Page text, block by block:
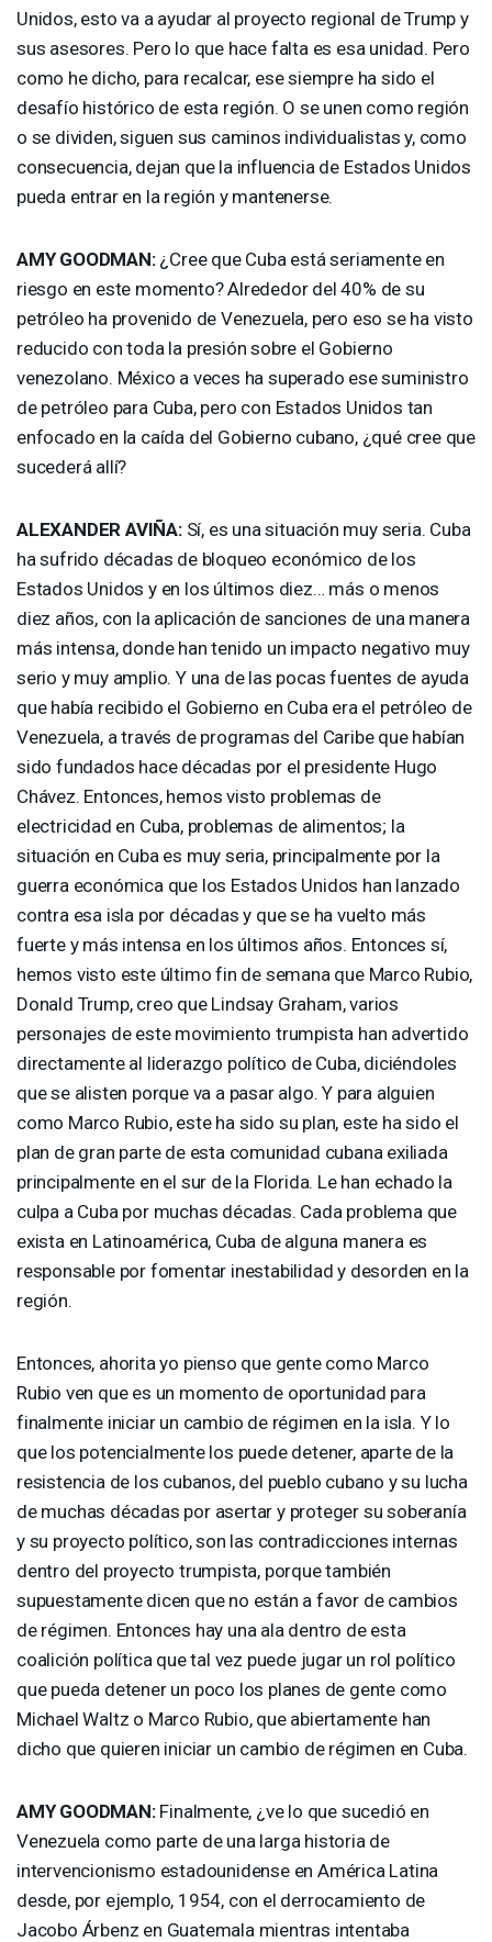
Unidos, esto va a ayudar al proyecto regional de Trump y
sus asesores. Pero lo que hace falta es esa unidad. Pero
como he dicho, para recalcar, ese siempre ha sido el
desafío histórico de esta región. O se unen como región
o se dividen, siguen sus caminos individualistas y, como
consecuencia, dejan que la influencia de Estados Unidos
pueda entrar en la región y mantenerse.
AMY GOODMAN:¿Cree que Cuba está seriamente en
riesgo en este momento? Alrededor del 40% de su
petróleo ha provenido de Venezuela, pero eso se ha visto
reducido con toda la presión sobre el Gobierno
venezolano. México a veces ha superado ese suministro
de petróleo para Cuba, pero con Estados Unidos tan
enfocado en la caída del Gobierno cubano, ¿qué cree que
sucederá allí?
ALEXANDER AVIÑA:Sí, es una situación muy seria. Cuba
ha sufrido décadas de bloqueo económico de los
Estados Unidos y en los últimos diez… más o menos
diez años, con la aplicación de sanciones de una manera
más intensa, donde han tenido un impacto negativo muy
serio y muy amplio. Y una de las pocas fuentes de ayuda
que había recibido el Gobierno en Cuba era el petróleo de
Venezuela, a través de programas del Caribe que habían
sido fundados hace décadas por el presidente Hugo
Chávez. Entonces, hemos visto problemas de
electricidad en Cuba, problemas de alimentos; la
situación en Cuba es muy seria, principalmente por la
guerra económica que los Estados Unidos han lanzado
contra esa isla por décadas y que se ha vuelto más
fuerte y más intensa en los últimos años. Entonces sí,
hemos visto este último fin de semana que Marco Rubio,
Donald Trump, creo que Lindsay Graham, varios
personajes de este movimiento trumpista han advertido
directamente al liderazgo político de Cuba, diciéndoles
que se alisten porque va a pasar algo. Y para alguien
como Marco Rubio, este ha sido su plan, este ha sido el
plan de gran parte de esta comunidad cubana exiliada
principalmente en el sur de la Florida. Le han echado la
culpa a Cuba por muchas décadas. Cada problema que
exista en Latinoamérica, Cuba de alguna manera es
responsable por fomentar inestabilidad y desorden en la
región.
Entonces, ahorita yo pienso que gente como Marco
Rubio ven que es un momento de oportunidad para
finalmente iniciar un cambio de régimen en la isla. Y lo
que los potencialmente los puede detener, aparte de la
resistencia de los cubanos, del pueblo cubano y su lucha
de muchas décadas por asertar y proteger su soberanía
y su proyecto político, son las contradicciones internas
dentro del proyecto trumpista, porque también
supuestamente dicen que no están a favor de cambios
de régimen. Entonces hay una ala dentro de esta
coalición política que tal vez puede jugar un rol político
que pueda detener un poco los planes de gente como
Michael Waltz o Marco Rubio, que abiertamente han
dicho que quieren iniciar un cambio de régimen en Cuba.
AMY GOODMAN:Finalmente, ¿ve lo que sucedió en
Venezuela como parte de una larga historia de
intervencionismo estadounidense en América Latina
desde, por ejemplo, 1954, con el derrocamiento de
Jacobo Árbenz en Guatemala mientras intentaba